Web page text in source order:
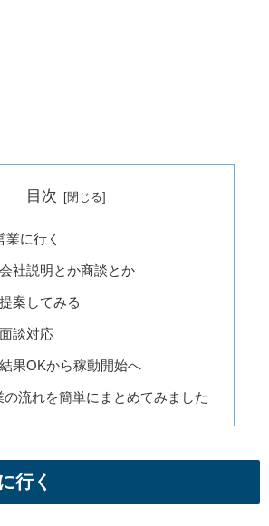
目次
業に行く
社説明とか商談とか
案してみる
談対応
果OKから稼動開始へ
の流れを簡単にまとめてみました
行く